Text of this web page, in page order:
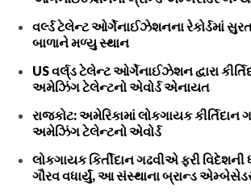
વર્લ્ડ ટેલેન્ટ ઓર્ગેનાઈઝેશનના રેકોર્ડમાં
બાળાને મળ્યુ સ્થાન
US વર્લ્‌ડ ટેલેન્ટ ઓર્ગેનાઈઝેશન દ્વારા
અમેઝિંગ ટેલેન્ટનો એવોર્ડ એનાયત
રાજકોટ: અમેરિકામાં લોકગાયક કીર્તિદાન
અમેઝિંગ ટેલેન્ટનો એવોર્ડ
લોકગાયક કિર્તીદાન ગઢવીએ ફરી
ગૌરવ વધાર્યું, આ સંસ્થાના બ્રાન્ડ